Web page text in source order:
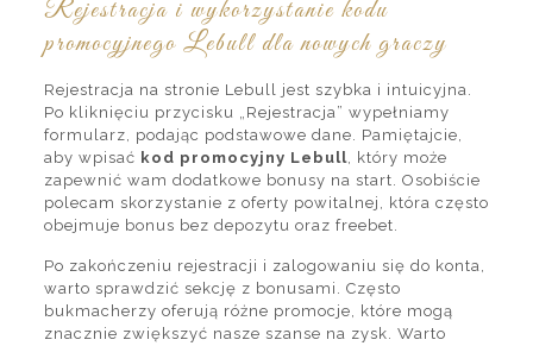
Rejestracja i wykorzystanie kodu
promocyjnego Lebull dla nowych graczy
Rejestracja na stronie Lebull jest szybka i intuicyjna.
Po kliknięciu przycisku „Rejestracja” wypełniamy
formularz, podając podstawowe dane. Pamiętajcie,
aby wpisać kod promocyjny Lebull, który może
zapewnić wam dodatkowe bonusy na start. Osobiście
polecam skorzystanie z oferty powitalnej, która często
obejmuje bonus bez depozytu oraz freebet.
Po zakończeniu rejestracji i zalogowaniu się do konta,
warto sprawdzić sekcję z bonusami. Często
bukmacherzy oferują różne promocje, które mogą
znacznie zwiększyć nasze szanse na zysk. Warto